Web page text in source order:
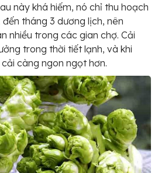
này khá hiếm, nó chỉ thu hoạch
tháng 3 dương lịch, nên
nhiều trong các gian chợ. Cải
trong thời tiết lạnh, và khi
càng ngon ngọt hơn.